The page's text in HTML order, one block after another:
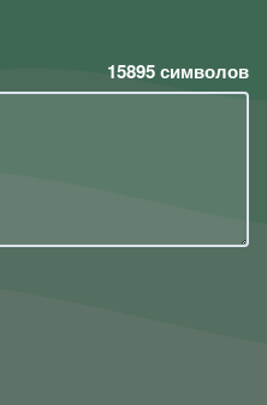
15895символов